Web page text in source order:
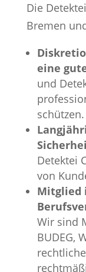
Die
Bremen
eine
und
schützen.
Detektei
von
Mitglied
Wir sind
BUDEG,